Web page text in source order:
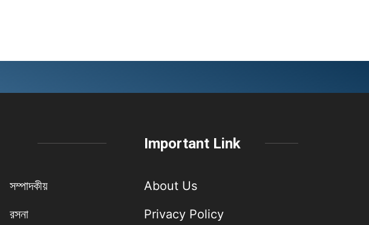
সম্পাদকীয়
রসনা
Important Link
About Us
Privacy Policy